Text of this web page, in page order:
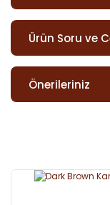
Ürün Soru ve
Önerileriniz